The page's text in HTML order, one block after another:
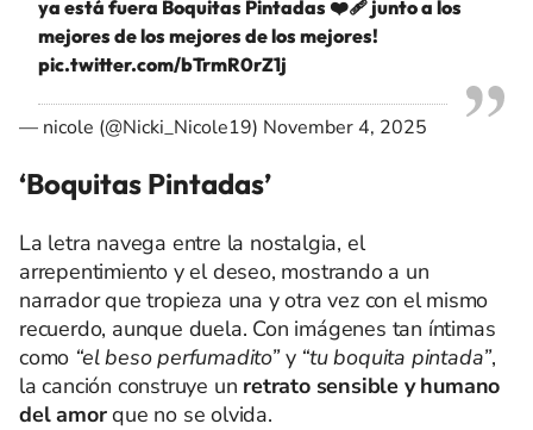
ya está fuera Boquitas Pintadas ❤️‍🩹 junto a los
mejores de los mejores de los mejores!
pic.twitter.com/bTrmR0rZ1j
— nicole (@Nicki_Nicole19) November 4, 2025
‘Boquitas Pintadas’
La letra navega entre la nostalgia, el
arrepentimiento y el deseo, mostrando a un
narrador que tropieza una y otra vez con el mismo
recuerdo, aunque duela. Con imágenes tan íntimas
como “el beso perfumadito”y“tu boquita pintada”,
la canción construye un retrato sensible y humano
del amorque no se olvida.